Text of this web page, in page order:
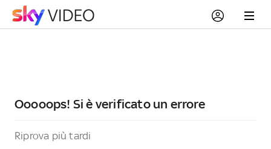
Ooooops! Si è verificato un errore
Riprova più tardi